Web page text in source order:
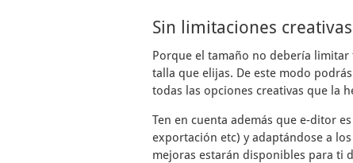
Sin limitaciones creativas
Porque el tamaño no debería limitar
talla que elijas. De este modo
todas las opciones creativas que la
Ten en cuenta además que e-ditor
exportación etc) y adaptándose a
mejoras estarán disponibles para ti